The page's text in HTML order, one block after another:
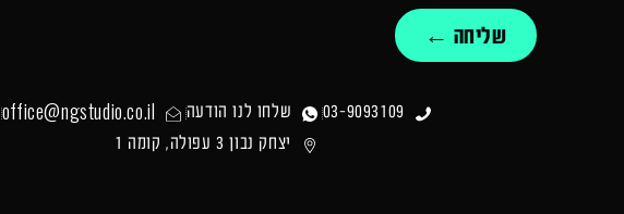
שליחה ←
03-9093109 שלחו לנו הודעה office@ngstudio.co.il
יצחק נבון 3 עפולה, קומה 1